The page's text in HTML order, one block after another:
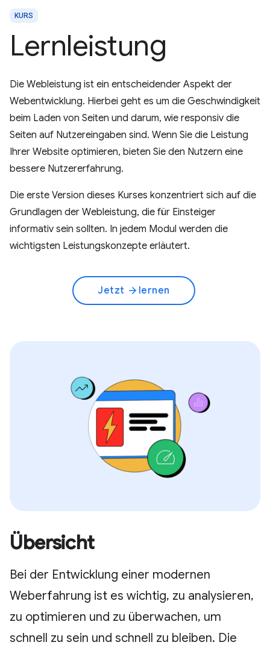
KURS
Lernleistung
Die Webleistung ist ein entscheidender Aspekt der
Webentwicklung. Hierbei geht es um die Geschwindigkeit
beim Laden von Seiten und darum, wie responsiv die
Seiten auf Nutzereingaben sind. Wenn Sie die Leistung
Ihrer Website optimieren, bieten Sie den Nutzern eine
bessere Nutzererfahrung.
Die erste Version dieses Kurses konzentriert sich auf die
Grundlagen der Webleistung, die für Einsteiger
informativ sein sollten. In jedem Modul werden die
wichtigsten Leistungskonzepte erläutert.
Jetzt arrow_forwardlernen
Übersicht
Bei der Entwicklung einer modernen
Weberfahrung ist es wichtig, zu analysieren,
zu optimieren und zu überwachen, um
schnell zu sein und schnell zu bleiben. Die